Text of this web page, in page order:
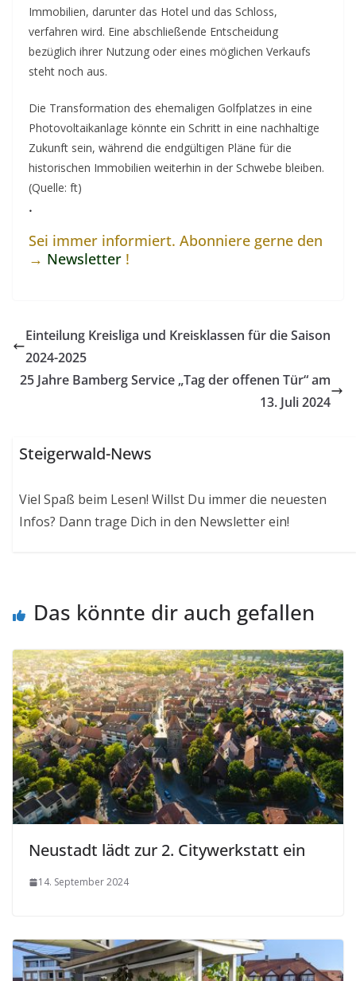
Immobilien, darunter das Hotel und das Schloss,
verfahren wird. Eine abschließende Entscheidung
bezüglich ihrer Nutzung oder eines möglichen Verkaufs
steht noch aus.
Die Transformation des ehemaligen Golfplatzes in eine
Photovoltaikanlage könnte ein Schritt in eine nachhaltige
Zukunft sein, während die endgültigen Pläne für die
historischen Immobilien weiterhin in der Schwebe bleiben.
(Quelle: ft)
.
Sei immer informiert. Abonniere gerne den
→ Newsletter !
Einteilung Kreisliga und Kreisklassen für die Saison
2024-2025
25 Jahre Bamberg Service „Tag der offenen Tür“ am
13. Juli 2024
Steigerwald-News
Viel Spaß beim Lesen! Willst Du immer die neuesten
Infos? Dann trage Dich in den Newsletter ein!
Das könnte dir auch gefallen
Neustadt lädt zur 2. Citywerkstatt ein
14. September 2024